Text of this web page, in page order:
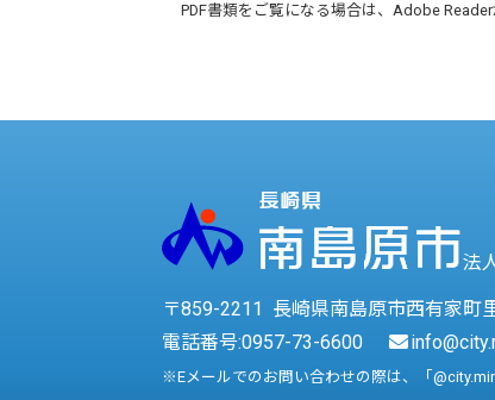
PDF書類をご覧になる場合は、 Adobe Reader
法
〒859-2211 長崎県南島原市西有家町
電話番号:0957-73-6600
※Eメールでのお問い合わせの際は、「